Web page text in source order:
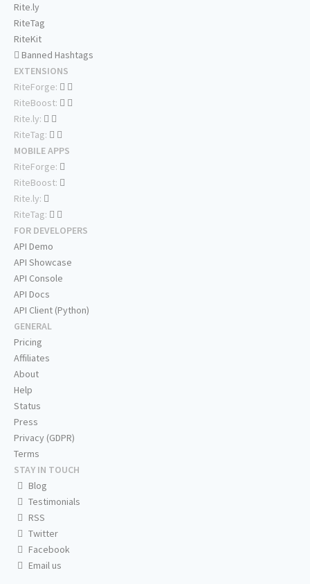
Rite.ly
RiteTag
RiteKit
Banned Hashtags
EXTENSIONS
RiteForge:
RiteBoost:
Rite.ly:
RiteTag:
MOBILE APPS
RiteForge:
RiteBoost:
Rite.ly:
RiteTag:
FOR DEVELOPERS
API Demo
API Showcase
API Console
API Docs
API Client (Python)
GENERAL
Pricing
Affiliates
About
Help
Status
Press
Privacy (GDPR)
Terms
STAY IN TOUCH
Blog
Testimonials
RSS
Twitter
Facebook
Email us